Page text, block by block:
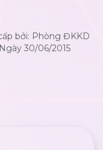
bởi: Phòng ĐKKD
30/06/2015